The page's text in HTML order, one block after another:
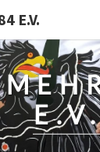
E.V.